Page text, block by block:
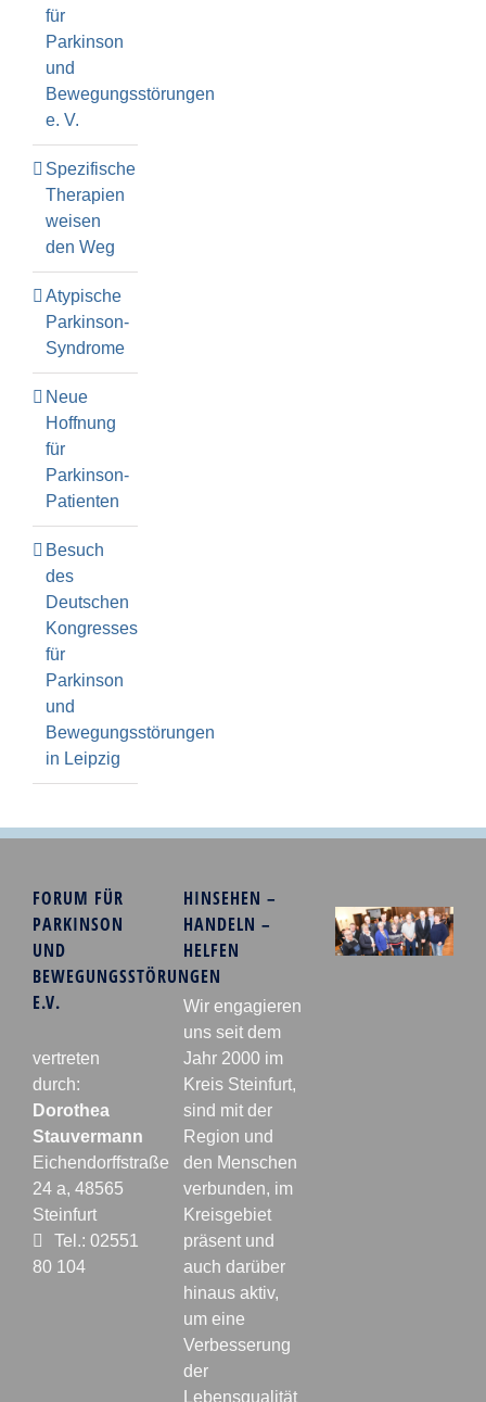
für
Parkinson
und
Bewegungsstörungen
e. V.
Spezifische
Therapien
weisen
den Weg
Atypische
Parkinson-
Syndrome
Neue
Hoffnung
für
Parkinson-
Patienten
Besuch
des
Deutschen
Kongresses
für
Parkinson
und
Bewegungsstörungen
in Leipzig
FORUM FÜR
PARKINSON
UND
BEWEGUNGSSTÖRUNGEN
E.V.
vertreten
durch:
Dorothea
Stauvermann
Eichendorffstraße
24 a, 48565
Steinfurt
Tel.: 02551
80 104
HINSEHEN –
HANDELN –
HELFEN
Wir engagieren
uns seit dem
Jahr 2000 im
Kreis Steinfurt,
sind mit der
Region und
den Menschen
verbunden, im
Kreisgebiet
präsent und
auch darüber
hinaus aktiv,
um eine
Verbesserung
der
Lebensqualität